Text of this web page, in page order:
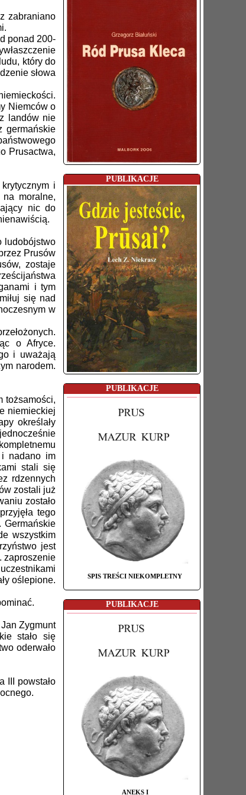
PUBLIKACJE
PUBLIKACJE
SPIS TREŚCI NIEKOMPLETNY
PUBLIKACJE
ANEKS I
zabraniano
ponad 200-
który do
słowa
Niemców o
landów nie
germańskie
Prusactwa,
i
na moralne,
nic do
ludobójstwo
Prusów
zostaje
i tym
się nad
w
o Afryce.
i uważają
narodem.
tożsamości,
niemieckiej
określały
i nadano im
stali się
rdzennych
zostali już
zostało
tego
Germańskie
wszystkim
jest
zaproszenie
oślepione.
Zygmunt
stało się
oderwało
III powstało